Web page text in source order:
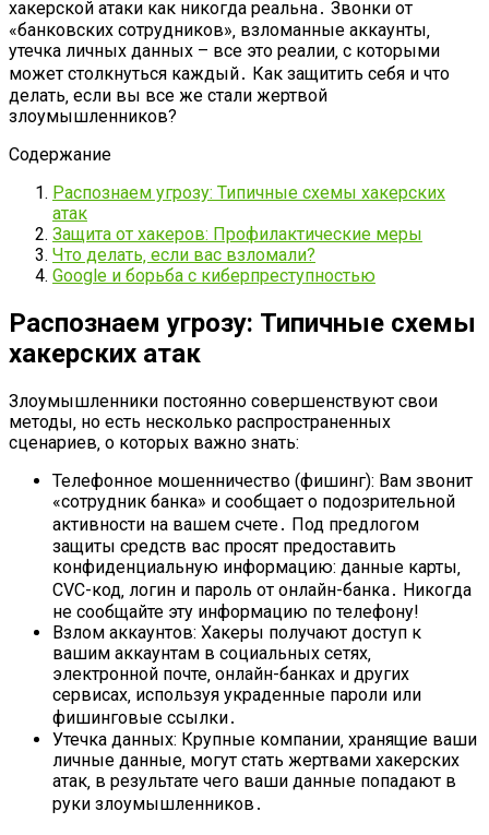
хакерской атаки как никогда реальна․ Звонки от
«банковских сотрудников»‚ взломанные аккаунты‚
утечка личных данных – все это реалии‚ с которыми
может столкнуться каждый․ Как защитить себя и что
делать‚ если вы все же стали жертвой
злоумышленников?
Содержание
Распознаем угрозу: Типичные схемы хакерских
атак
Защита от хакеров: Профилактические меры
Что делать‚ если вас взломали?
Google и борьба с киберпреступностью
Распознаем угрозу: Типичные схемы
хакерских атак
Злоумышленники постоянно совершенствуют свои
методы‚ но есть несколько распространенных
сценариев‚ о которых важно знать:
Телефонное мошенничество (фишинг): Вам звонит
«сотрудник банка» и сообщает о подозрительной
активности на вашем счете․ Под предлогом
защиты средств вас просят предоставить
конфиденциальную информацию: данные карты‚
CVC-код‚ логин и пароль от онлайн-банка․ Никогда
не сообщайте эту информацию по телефону!
Взлом аккаунтов: Хакеры получают доступ к
вашим аккаунтам в социальных сетях‚
электронной почте‚ онлайн-банках и других
сервисах‚ используя украденные пароли или
фишинговые ссылки․
Утечка данных: Крупные компании‚ хранящие ваши
личные данные‚ могут стать жертвами хакерских
атак‚ в результате чего ваши данные попадают в
руки злоумышленников․